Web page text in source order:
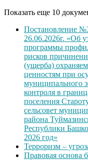
Показать еще 10
Постановление
26.06.2026г. «Об
программы
рисков
(ущерба)
ценностям при
муниципального
контроля в
поселения
сельсовет
района
Республики
2026 год»
Терроризм –
Правовая основа